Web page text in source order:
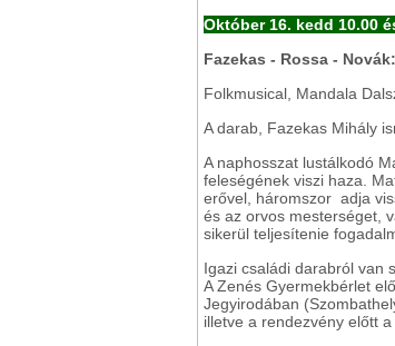
Október 16. kedd 10.00
Fazekas - Rossa -
Folkmusical, Mandala
A darab, Fazekas Mihály
A naphosszat lustálkodó
feleségének viszi haza.
erővel, háromszor adja
és az orvos mesterséget,
sikerül teljesítenie
Igazi családi darabról van
A Zenés Gyermekbérlet
Jegyirodában
illetve a rendezvény előtt a